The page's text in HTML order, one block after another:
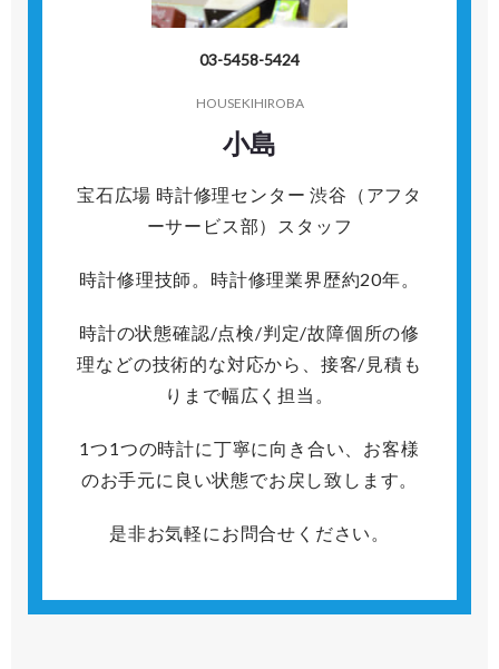
03-5458-5424
HOUSEKIHIROBA
小島
宝石広場 時計修理センター 渋谷（アフタ
ーサービス部）スタッフ
時計修理技師。時計修理業界歴約20年。
時計の状態確認/点検/判定/故障個所の修
理などの技術的な対応から、接客/見積も
りまで幅広く担当。
1つ1つの時計に丁寧に向き合い、お客様
のお手元に良い状態でお戻し致します。
是非お気軽にお問合せください。